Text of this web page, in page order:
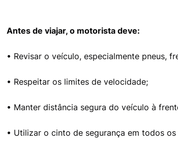
Antes de viajar, o motorista deve:
• Revisar o veículo, especialmente pneus,
• Respeitar os limites de velocidade;
• Manter distância segura do veículo à
• Utilizar o cinto de segurança em todos os